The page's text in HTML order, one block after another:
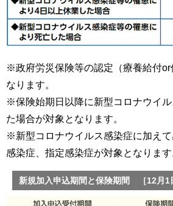
※政府労災保険等の認定（療養給付or
なります。
※保険始期日以降に新型コロナウイ
た場合が対象となります。
※新型コロナウイルス感染症に加え
感染症、指定感染症が対象となります
新規加入申込期間と保険期間 ［12月1